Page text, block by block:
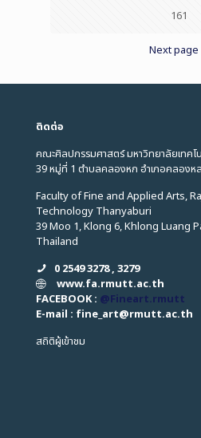
161
Next page
ติดต่อ
คณะศิลปกรรมศาสตร์ มหาวิทยาลัยเทค
39 หมู่ที่ 1 ตำบลคลองหก อำเภอคลอง
Faculty of Fine and Applied Arts,
Technology Thanyaburi
39 Moo 1, Klong 6, Khlong Luang
Thailand
0 2549 3278 , 3279
www.fa.rmutt.ac.th
FACEBOOK : @Fineart.rmutt
E-mail : fine_art@rmutt.ac.th
สถิติผู้เข้าชม